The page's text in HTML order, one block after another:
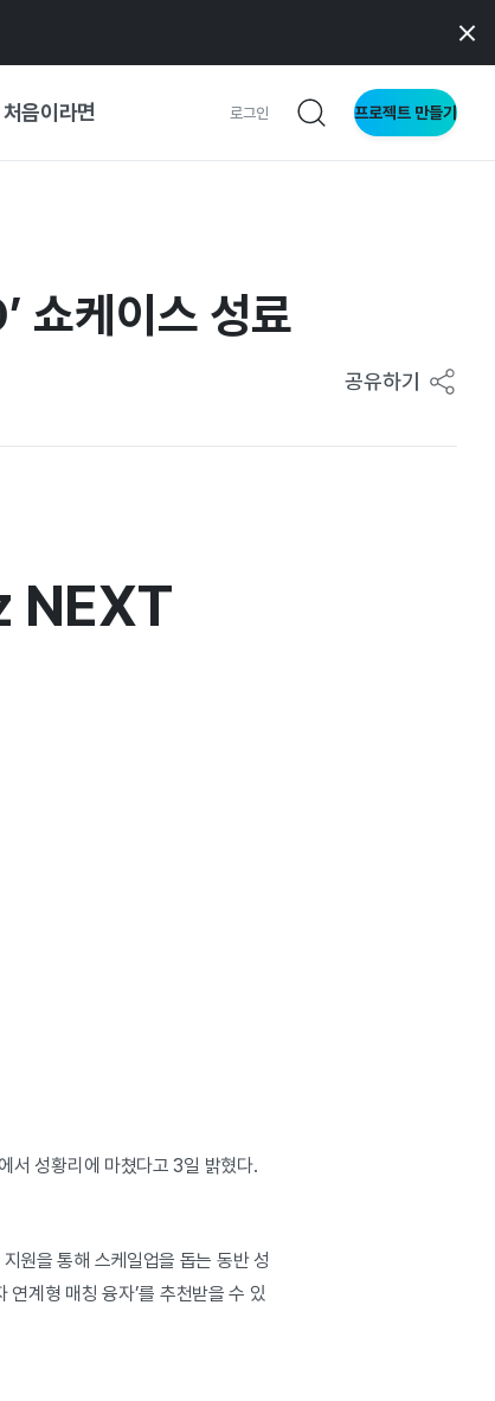
음이라면 로그인 프로젝트 만들기
쇼케이스 성료
공유하기
NEXT
서 성황리에 마쳤다고 3일 밝혔다.
원을 통해 스케일업을 돕는 동반 성
계형 매칭 융자’를 추천받을 수 있